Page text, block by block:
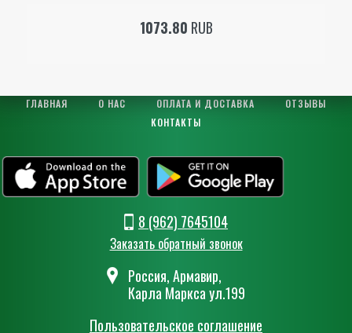
1073.80 RUB
ГЛАВНАЯ О НАС ОПЛАТА И ДОСТАВКА
ОТЗЫВЫ
КОНТАКТЫ
8 (962) 7645104
Заказать обратный звонок
Россия, Армавир,
Карла Маркса ул.199
Пользовательское соглашение